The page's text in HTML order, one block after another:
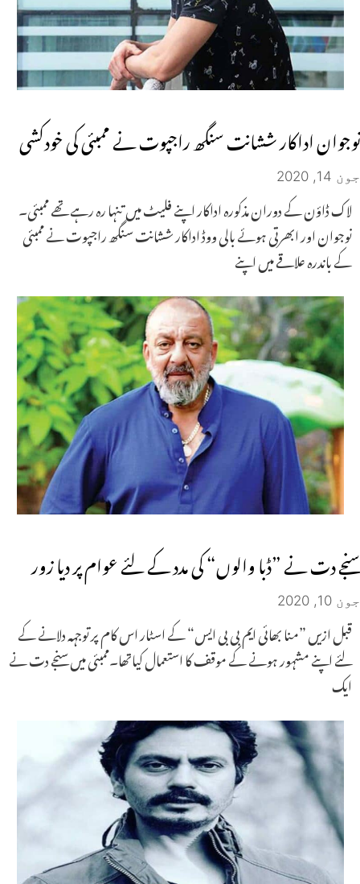
نوجوان اداکار ششانت سنگھ راجپوت نے ممبئی کی خودکشی
جون 14, 2020
لاک ڈاؤن کے دوران مذکورہ اداکار اپنے فلیٹ میں تنہا رہ رہے تھے ممبئی۔
نوجوان اور ابھرتی ہوئے بالی ووڈ اداکار ششانت سنگھ راجپوت نے ممبئی
کے باندرہ علاقے میں اپنے
سنجے دت نے ”ڈبا والوں“ کی مدد کے لئے عوام پر دیا زور
جون 10, 2020
قبل ازیں ”منا بھائی ایم بی بی ایس“ کے اسٹار اس کام پر توجہہ دلانے کے
لئے اپنے مشہور ہونے کے موقف کا استعمال کیاتھا۔ممبئی میں سنجے دت نے
ایک